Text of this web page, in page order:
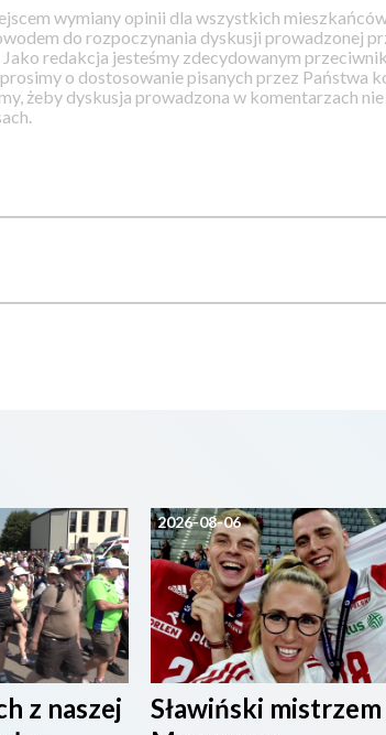
wymiany opinii dla wszystkich
do rozpoczynania dyskusji prowadzonej
redakcja jesteśmy zdecydowanym
prosimy o dostosowanie pisanych przez Państwa
żeby dyskusja prowadzona w komentarzach
z naszej
2026-08-06
Sławiński mistrzem